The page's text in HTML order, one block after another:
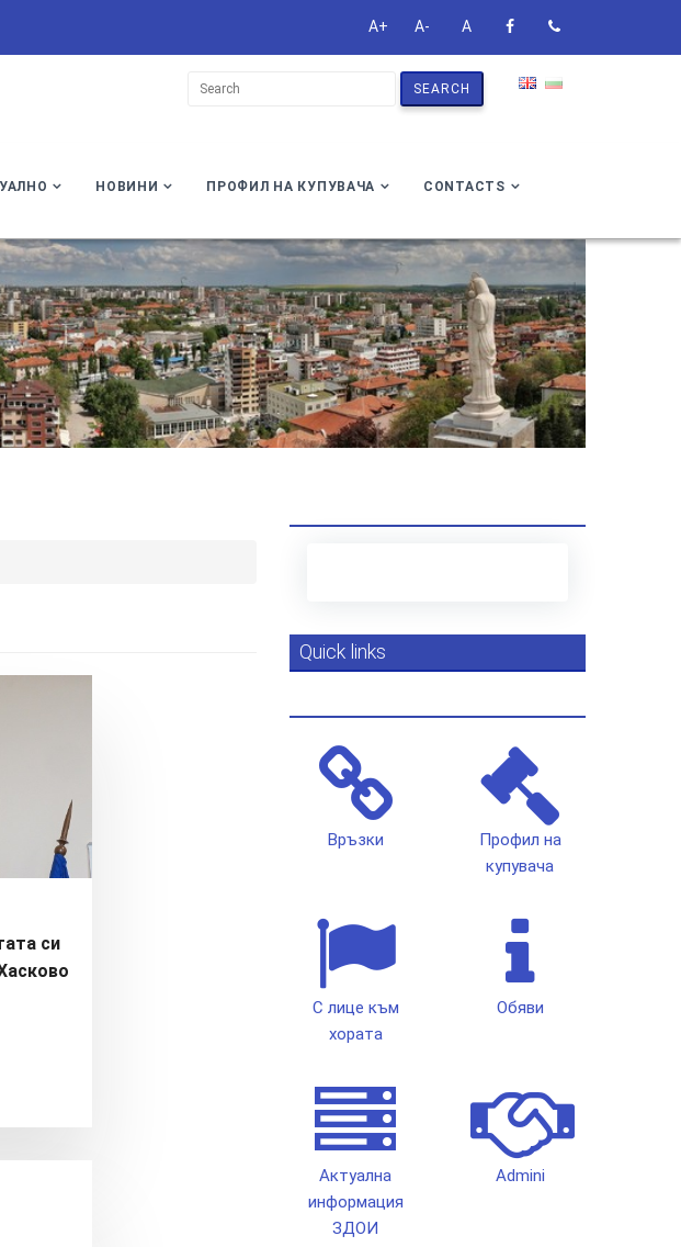
A+ A- A
SEARCH
НОВИНИ ПРОФИЛ НА КУПУВАЧА CONTACTS
си
Quick links
Връзки
Профил на
купувача
С лице към
хората
Обяви
Актуална
информация
ЗДОИ
Admini